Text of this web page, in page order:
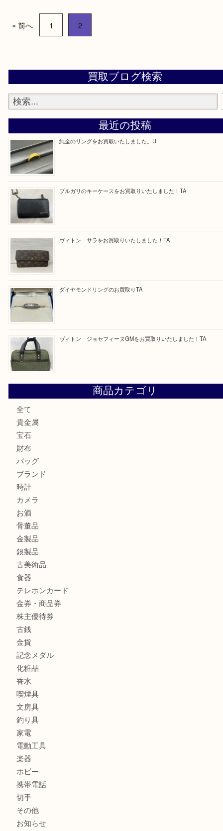
・事前相談はお電話で解決
・よくいただくご質問集
買取専門 大吉 泉北アクロスモール店に来てよかった！と思ってい
---お知らせ---
最後に当店では現在、正社員を募集しておりますのでご興味ある方
お問合せください！
求人要項はここをクリック
Facebook
Twitter
Line
« 前へ
全て
貴金属
宝石
財布
バッグ
ブランド
時計
カメラ
お酒